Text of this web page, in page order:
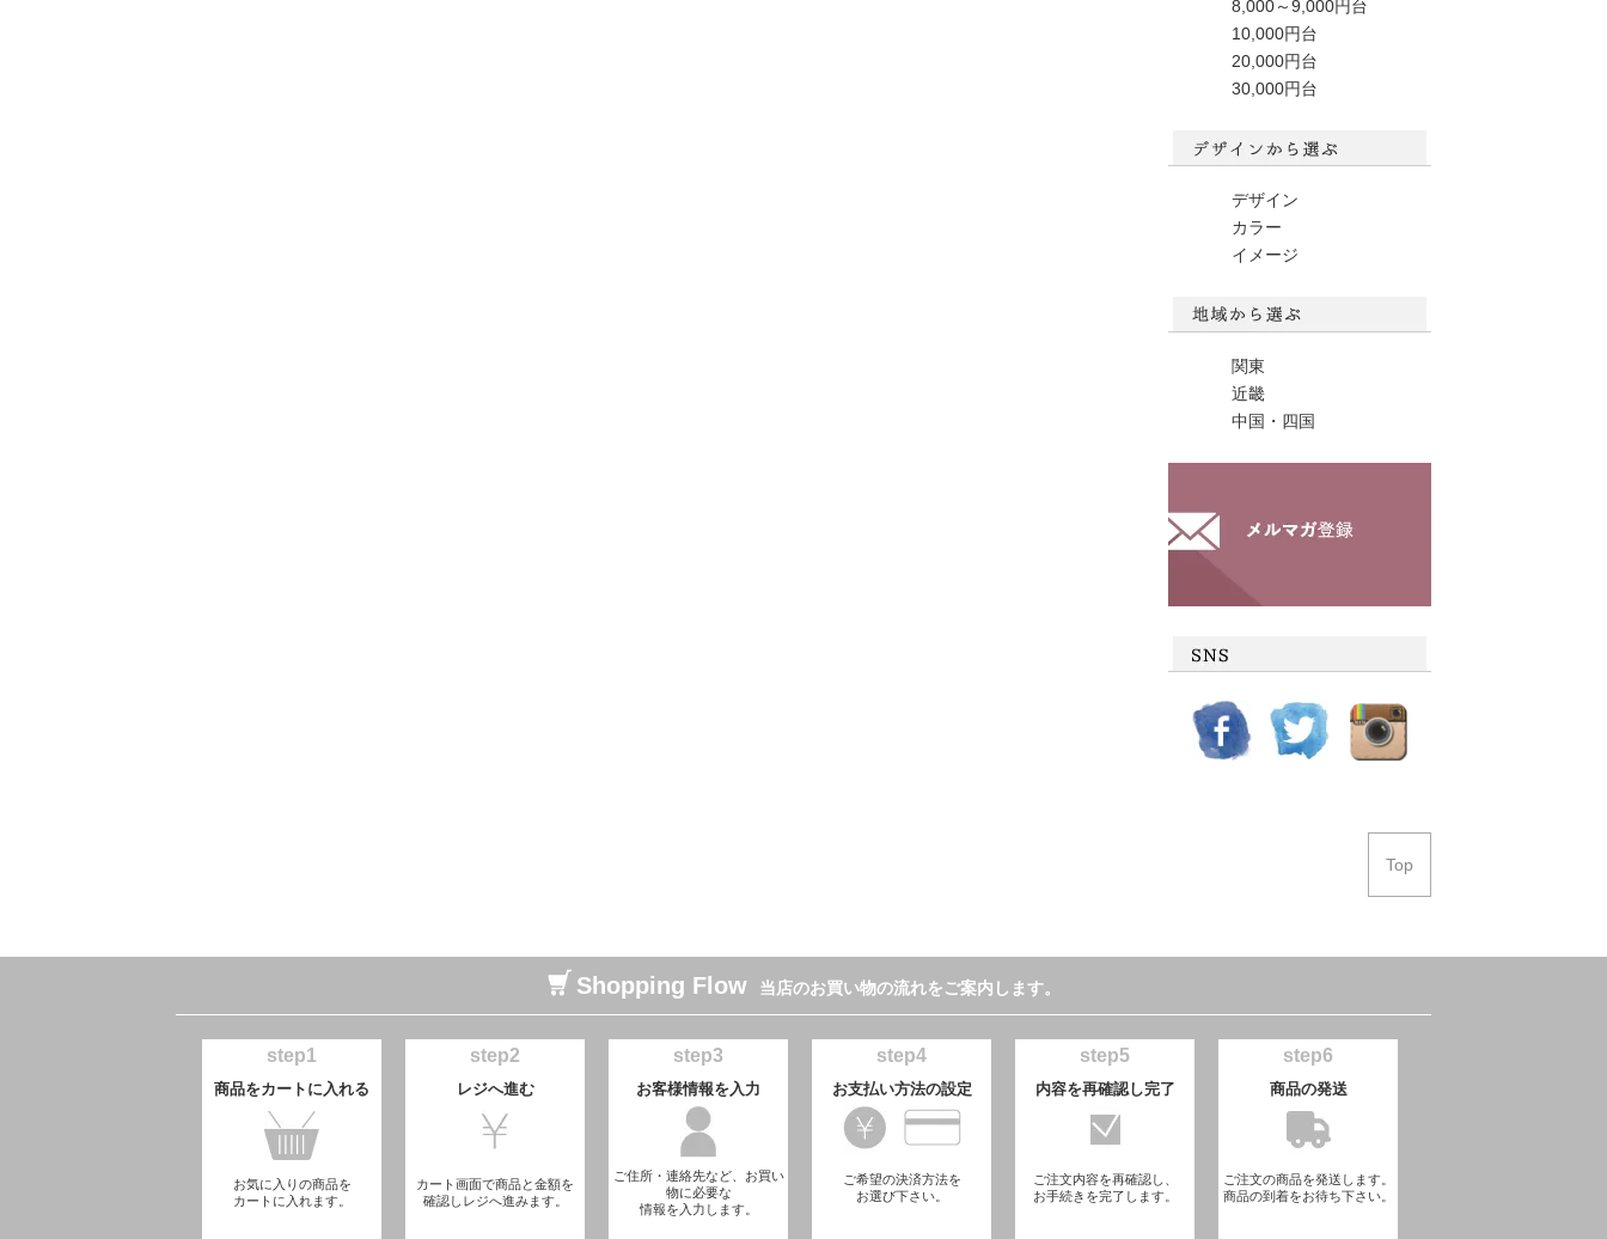
8,000～9,000円台
10,000円台
20,000円台
30,000円台
デザイン
カラー
イメージ
関東
近畿
中国・四国
Top
Shopping Flow 当店のお買い物の流れをご案内します。
step1
商品をカートに入れる
お気に入りの商品を
カートに入れます。
step2
レジへ進む
カート画面で商品と金額を
確認しレジへ進みます。
step3
お客様情報を入力
ご住所・連絡先など、お買い
物に必要な
情報を入力します。
step4
お支払い方法の設定
ご希望の決済方法を
お選び下さい。
step5
内容を再確認し完了
ご注文内容を再確認し、
お手続きを完了します。
step6
商品の発送
ご注文の商品を発送します。
商品の到着をお待ち下さい。